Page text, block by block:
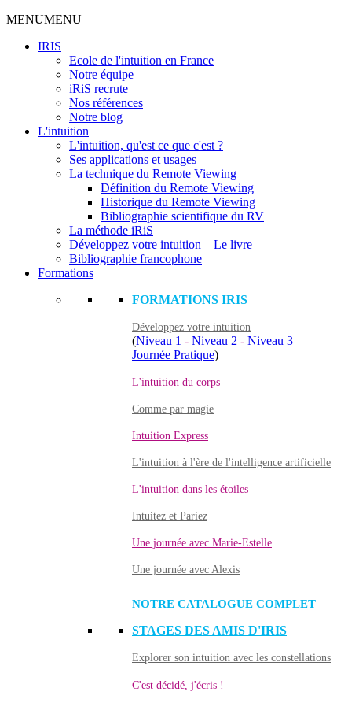
MENUMENU
IRIS
Ecole de l'intuition en France
Notre équipe
iRiS recrute
Nos références
Notre blog
L'intuition
L'intuition, qu'est ce que c'est ?
Ses applications et usages
La technique du Remote Viewing
Définition du Remote Viewing
Historique du Remote Viewing
Bibliographie scientifique du RV
La méthode iRiS
Développez votre intuition – Le livre
Bibliographie francophone
Formations
FORMATIONS IRIS
Développez votre intuition
(Niveau 1 - Niveau 2 - Niveau 3
Journée Pratique)
L'intuition du corps
Comme par magie
Intuition Express
L'intuition à l'ère de l'intelligence artificielle
L'intuition dans les étoiles
Intuitez et Pariez
Une journée avec Marie-Estelle
Une journée avec Alexis
NOTRE CATALOGUE COMPLET
STAGES DES AMIS D'IRIS
Explorer son intuition avec les constellations
C'est décidé, j'écris !